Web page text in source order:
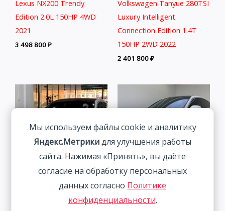
Lexus NX200 Trendy
Edition 2.0L 150HP 4WD
2021
3 498 800₽
Volkswagen Tanyue 280TSI
Luxury Intelligent
Connection Edition 1.4T
150HP 2WD 2022
2 401 800₽
Audi A3 1.4T 150HP 2WD
2022 | Белый | Арт.
Volkswagen Lamando 1.4T
150HP 2WD 2023 | Белый
Мы используем файлы cookie и аналитику
Яндекс.Метрикидля улучшения работы
сайта. Нажимая «Принять», вы даёте
согласие на обработку персональных
данных согласно Политике
конфиденциальности.